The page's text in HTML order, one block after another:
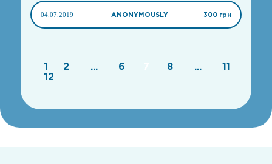
04.07.2019 ANONYMOUSLY 300 грн
1 2 ... 6 8 ...
11
12